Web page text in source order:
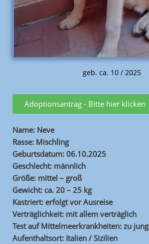
geb. ca. 10 / 2025
Adoptionsantrag - Bitte hier klicken
Name: Neve
Rasse: Mischling
Geburtsdatum: 06.10.2025
Geschlecht: männlich
Größe: mittel – groß
Gewicht: ca. 20 – 25 kg
Kastriert: erfolgt vor Ausreise
Verträglichkeit: mit allem verträglich
Test auf Mittelmeerkrankheiten: zu jung
Aufenthaltsort: Italien / Sizilien